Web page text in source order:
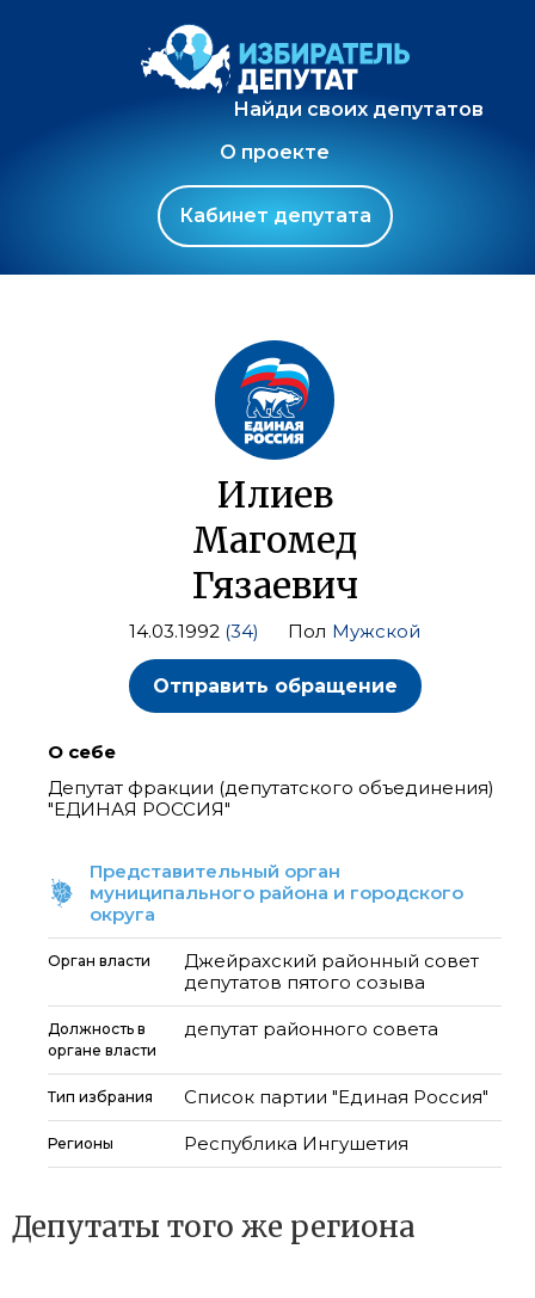
Найди своих депутатов
О проекте
Кабинет депутата
Илиев
Магомед
Гязаевич
14.03.1992 (34) Пол Мужской
Отправить обращение
О себе
Депутат фракции (депутатского объединения)
"ЕДИНАЯ РОССИЯ"
Представительный орган
муниципального района и городского
округа
Орган власти
Джейрахский районный совет
депутатов пятого созыва
Должность в
органе власти
депутат районного совета
Тип избрания Список партии "Единая Россия"
Регионы Республика Ингушетия
Депутаты того же региона